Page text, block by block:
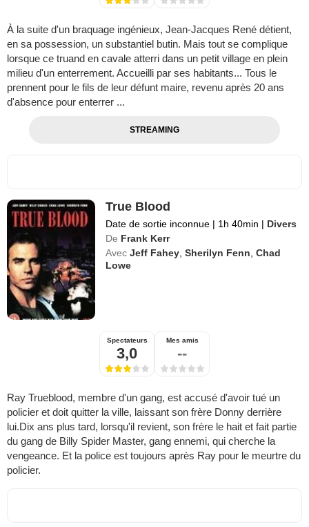
À la suite d'un braquage ingénieux, Jean-Jacques René détient,
en sa possession, un substantiel butin. Mais tout se complique
lorsque ce truand en cavale atterri dans un petit village en plein
milieu d'un enterrement. Accueilli par ses habitants... Tous le
prennent pour le fils de leur défunt maire, revenu après 20 ans
d'absence pour enterrer ...
STREAMING
True Blood
Date de sortie inconnue | 1h 40min | Divers
De Frank Kerr
Avec Jeff Fahey,Sherilyn Fenn,Chad
Lowe
Spectateurs
3,0
Mes amis
--
Ray Trueblood, membre d'un gang, est accusé d'avoir tué un
policier et doit quitter la ville, laissant son frère Donny derrière
lui.Dix ans plus tard, lorsqu'il revient, son frère le hait et fait partie
du gang de Billy Spider Master, gang ennemi, qui cherche la
vengeance. Et la police est toujours après Ray pour le meurtre du
policier.